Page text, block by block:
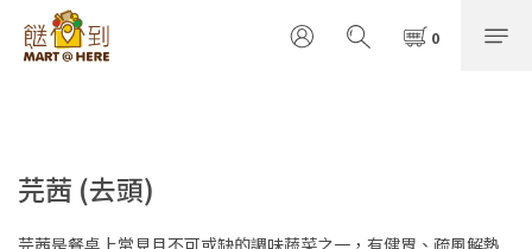
芫茜 (去頭)
芫茜是餐桌上常見且不可或缺的調味蔬菜之一，有健胃、疏風解熱